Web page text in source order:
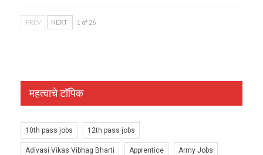
PREV NEXT 1 of 26
महत्वाचे टॉपिक
10th pass jobs 12th pass jobs
Adivasi Vikas Vibhag Bharti Apprentice Army Jobs